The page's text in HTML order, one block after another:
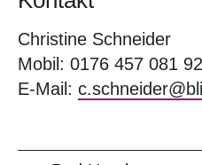
Christine Schneider
Mobil: 0176 457 081 92
E-Mail: